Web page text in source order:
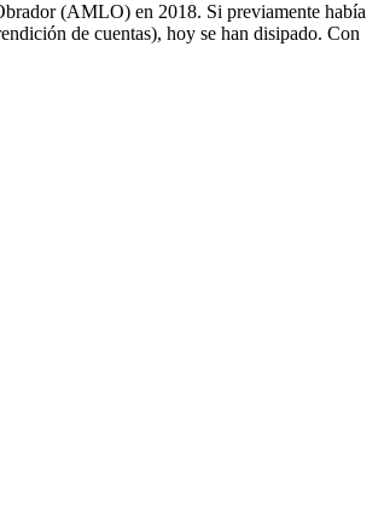
(AMLO) en 2018. Si previamente había
de cuentas), hoy se han disipado. Con